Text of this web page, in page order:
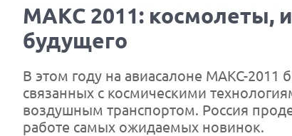
МАКС 2011: космолеты,
будущего
В этом году на авиасалоне МАКС-2011
связанных с космическими
воздушным транспортом. Россия
работе самых ожидаемых новинок.